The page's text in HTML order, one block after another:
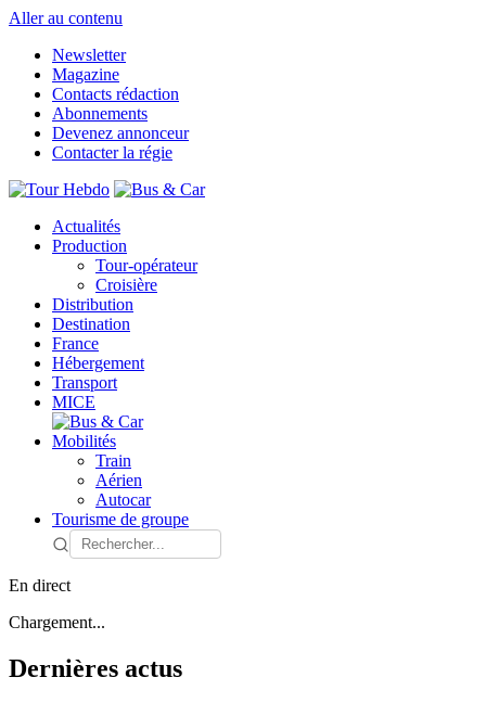
Aller au contenu
Newsletter
Magazine
Contacts rédaction
Abonnements
Devenez annonceur
Contacter la régie
Actualités
Production
Tour-opérateur
Croisière
Distribution
Destination
France
Hébergement
Transport
MICE
Mobilités
Train
Aérien
Autocar
Tourisme de groupe
En direct
Chargement...
Dernières actus